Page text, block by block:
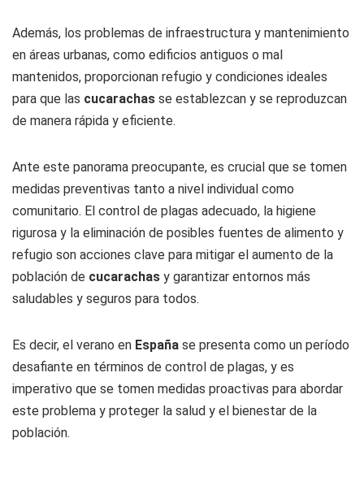
Además, los problemas de infraestructura y mantenimiento
en áreas urbanas, como edificios antiguos o mal
mantenidos, proporcionan refugio y condiciones ideales
para que las cucarachas se establezcan y se reproduzcan
de manera rápida y eficiente.
Ante este panorama preocupante, es crucial que se tomen
medidas preventivas tanto a nivel individual como
comunitario. El control de plagas adecuado, la higiene
rigurosa y la eliminación de posibles fuentes de alimento y
refugio son acciones clave para mitigar el aumento de la
población de cucarachas y garantizar entornos más
saludables y seguros para todos.
Es decir, el verano en España se presenta como un período
desafiante en términos de control de plagas, y es
imperativo que se tomen medidas proactivas para abordar
este problema y proteger la salud y el bienestar de la
población.